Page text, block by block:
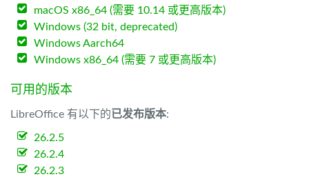
macOS x86_64 (需要 10.14 或更高版本)
Windows (32 bit, deprecated)
Windows Aarch64
Windows x86_64 (需要 7 或更高版本)
可用的版本
LibreOffice 有以下的已发布版本:
26.2.5
26.2.4
26.2.3